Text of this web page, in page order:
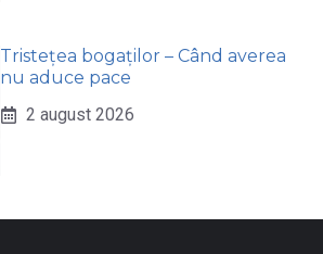
Tristețea bogaților – Când averea
nu aduce pace
2 august 2026